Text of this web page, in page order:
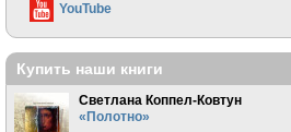
YouTube
Купить наши книги
Светлана Коппел-Ковтун
«Полотно»